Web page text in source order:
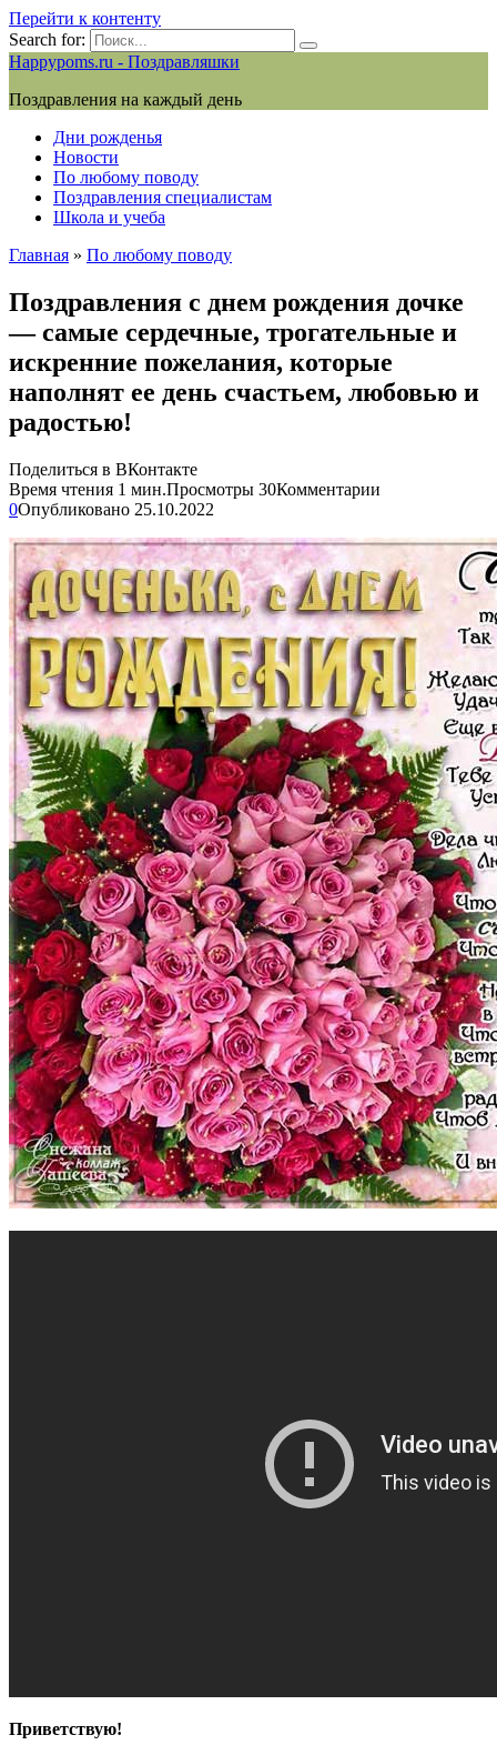
Перейти к контенту
Search for:
Happypoms.ru - Поздравляшки
Поздравления на каждый день
Дни рожденья
Новости
По любому поводу
Поздравления специалистам
Школа и учеба
Главная » По любому поводу
Поздравления с днем рождения дочке
— самые сердечные, трогательные и
искренние пожелания, которые
наполнят ее день счастьем, любовью и
радостью!
Поделиться в ВКонтакте
Время чтения 1 мин.Просмотры 30Комментарии
0Опубликовано 25.10.2022
Приветствую!